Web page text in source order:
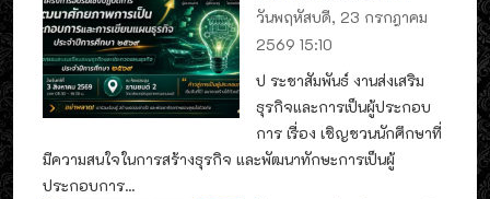
วันพฤหัสบดี, 23 กรกฎาคม
2569 15:10
ป ระชาสัมพันธ์ งานส่งเสริม
ธุรกิจและการเป็นผู้ประกอบ
การ เรื่อง เชิญชวนนักศึกษาที่
มีความสนใจในการสร้างธุรกิจ และพัฒนาทักษะการเป็นผู้
ประกอบการ...